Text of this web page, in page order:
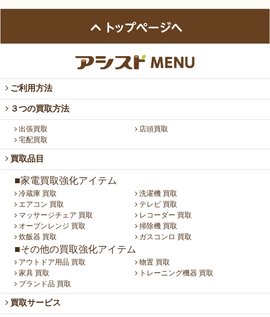
ご利用方法
３つの買取方法
出張買取
店頭買取
宅配買取
買取品目
■家電買取強化アイテム
冷蔵庫 買取
洗濯機 買取
エアコン 買取
テレビ 買取
マッサージチェア 買取
レコーダー 買取
オーブンレンジ 買取
掃除機 買取
炊飯器 買取
ガスコンロ 買取
■その他の買取強化アイテム
アウトドア用品 買取
物置 買取
家具 買取
トレーニング機器 買取
ブランド品 買取
買取サービス